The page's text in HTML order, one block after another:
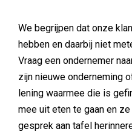
We begrijpen dat onze
hebben en daarbij niet
Vraag een ondernemer
zijn nieuwe onderneming
lening waarmee die is
mee uit eten te gaan en
gesprek aan tafel